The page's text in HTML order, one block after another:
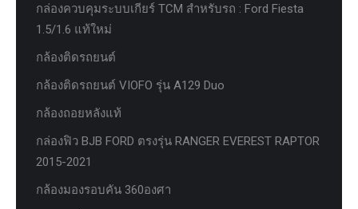
กล่องควบคุมระบบเกียร์ TCM สำหรับรถ : Ford Fiesta
1.5/1.6 แท้ใหม่
กล้องติดรถยนต์
กล้องติดรถยนต์ VIOFO รุ่น A129 Duo
กล้องถอยหลังแท้
กล่องฟิว BJB FORD ตรงรุ่น RANGER EVEREST RAPTOR
2015-2021
กล้องมองรอบคัน 360องศา